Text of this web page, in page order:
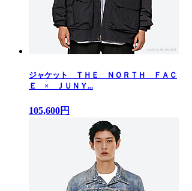
ジャケット ＴＨＥ ＮＯＲＴＨ ＦＡＣ
Ｅ × ＪＵＮＹ...
105,600円